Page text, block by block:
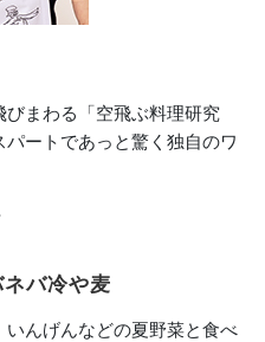
まわる「空飛ぶ料理研究
ートであっと驚く独自のワ
ネバ冷や麦
んげんなどの夏野菜と食べ